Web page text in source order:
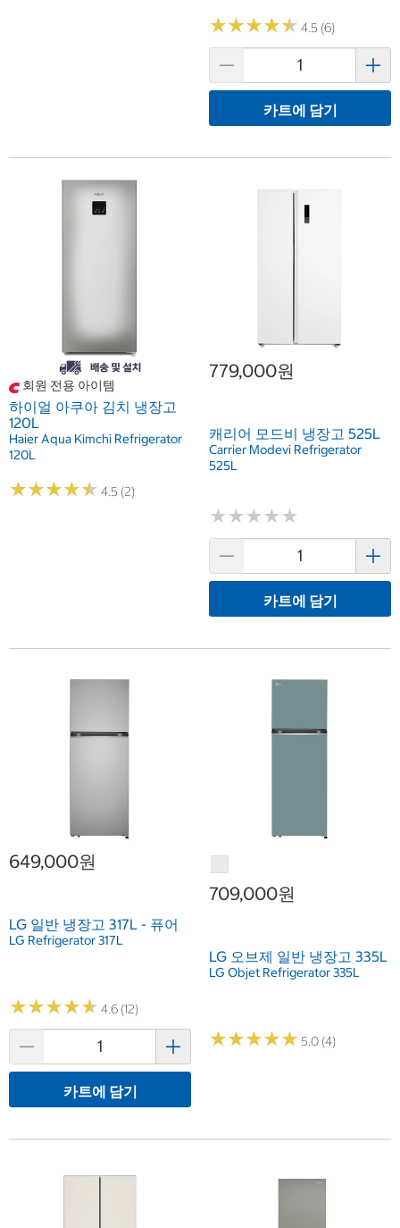
★★★★★
★★★★★ 4.5 (6)
카트에 담기
회원 전용 아이템
하이얼 아쿠아 김치 냉장고
120L
Haier Aqua Kimchi Refrigerator
120L
★★★★★
★★★★★ 4.5 (2)
779,000원
캐리어 모드비 냉장고 525L
Carrier Modevi Refrigerator
525L
★★★★★
★★★★★
카트에 담기
649,000원
LG 일반 냉장고 317L - 퓨어
LG Refrigerator 317L
★★★★★
★★★★★ 4.6 (12)
카트에 담기
709,000원
LG 오브제 일반 냉장고 335L
LG Objet Refrigerator 335L
★★★★★
★★★★★ 5.0 (4)